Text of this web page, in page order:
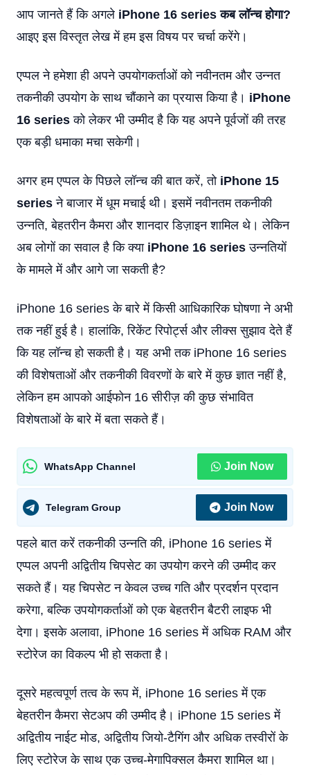
आप जानते हैं कि अगले iPhone 16 series कब लॉन्च होगा?
आइए इस विस्तृत लेख में हम इस विषय पर चर्चा करेंगे।
एप्पल ने हमेशा ही अपने उपयोगकर्ताओं को नवीनतम और उन्नत
तकनीकी उपयोग के साथ चौंकाने का प्रयास किया है। iPhone
16 series को लेकर भी उम्मीद है कि यह अपने पूर्वजों की तरह
एक बड़ी धमाका मचा सकेगी।
अगर हम एप्पल के पिछले लॉन्च की बात करें, तो iPhone 15
series ने बाजार में धूम मचाई थी। इसमें नवीनतम तकनीकी
उन्नति, बेहतरीन कैमरा और शानदार डिज़ाइन शामिल थे। लेकिन
अब लोगों का सवाल है कि क्या iPhone 16 series उन्नतियों
के मामले में और आगे जा सकती है?
iPhone 16 series के बारे में किसी आधिकारिक घोषणा ने अभी
तक नहीं हुई है। हालांकि, रिकेंट रिपोर्ट्स और लीक्स सुझाव देते हैं
कि यह लॉन्च हो सकती है। यह अभी तक iPhone 16 series
की विशेषताओं और तकनीकी विवरणों के बारे में कुछ ज्ञात नहीं है,
लेकिन हम आपको आईफोन 16 सीरीज़ की कुछ संभावित
विशेषताओं के बारे में बता सकते हैं।
WhatsApp Channel Join Now
Telegram Group Join Now
पहले बात करें तकनीकी उन्नति की, iPhone 16 series में
एप्पल अपनी अद्वितीय चिपसेट का उपयोग करने की उम्मीद कर
सकते हैं। यह चिपसेट न केवल उच्च गति और प्रदर्शन प्रदान
करेगा, बल्कि उपयोगकर्ताओं को एक बेहतरीन बैटरी लाइफ भी
देगा। इसके अलावा, iPhone 16 series में अधिक RAM और
स्टोरेज का विकल्प भी हो सकता है।
दूसरे महत्वपूर्ण तत्व के रूप में, iPhone 16 series में एक
बेहतरीन कैमरा सेटअप की उम्मीद है। iPhone 15 series में
अद्वितीय नाईट मोड, अद्वितीय जियो-टैगिंग और अधिक तस्वीरों के
लिए स्टोरेज के साथ एक उच्च-मेगापिक्सल कैमरा शामिल था।